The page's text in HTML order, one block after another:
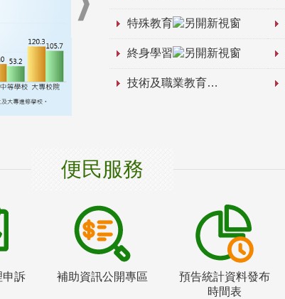
特殊教育
終身學習
技術及職業教育
便民服務
申訴 補助資訊公開專區
預告統計資料發布
時間表